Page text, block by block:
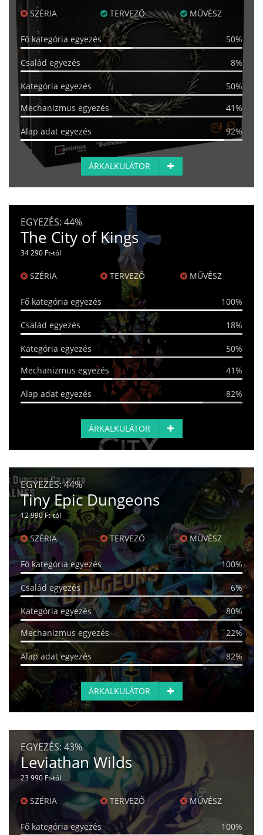
SZÉRIA TERVEZŐ MŰVÉSZ
Fő kategória egyezés 50%
Család egyezés 8%
Kategória egyezés
50%
Mechanizmus egyezés
41%
Alap adat egyezés 92%
ÁRKALKULÁTOR
EGYEZÉS: 44%
The City of Kings
34 290 Ft-tól
SZÉRIA TERVEZŐ MŰVÉSZ
Fő kategória egyezés 100%
Család egyezés 18%
Kategória egyezés
50%
Mechanizmus egyezés
41%
Alap adat egyezés 82%
ÁRKALKULÁTOR
EGYEZÉS:44%
Tiny Epic Dungeons
12 990 Ft-tól
SZÉRIA TERVEZŐ MŰVÉSZ
Fő kategória egyezés 100%
Család egyezés 6%
Kategória egyezés
80%
Mechanizmus egyezés
22%
Alap adat egyezés 82%
ÁRKALKULÁTOR
EGYEZÉS: 43%
Leviathan Wilds
23 990 Ft-tól
SZÉRIA TERVEZŐ MŰVÉSZ
Fő kategória egyezés 100%